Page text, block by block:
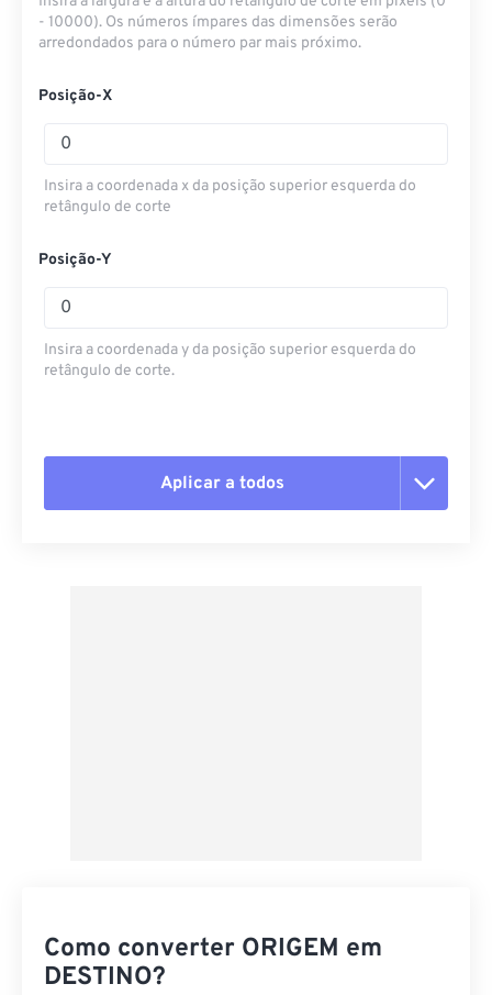
- 10000). Os números ímpares das dimensões serão
arredondados para o número par mais próximo.
Posição-X
Insira a coordenada x da posição superior esquerda do
retângulo de corte
Posição-Y
Insira a coordenada y da posição superior esquerda do
retângulo de corte.
Aplicar a todos
Como converter ORIGEM em
DESTINO?